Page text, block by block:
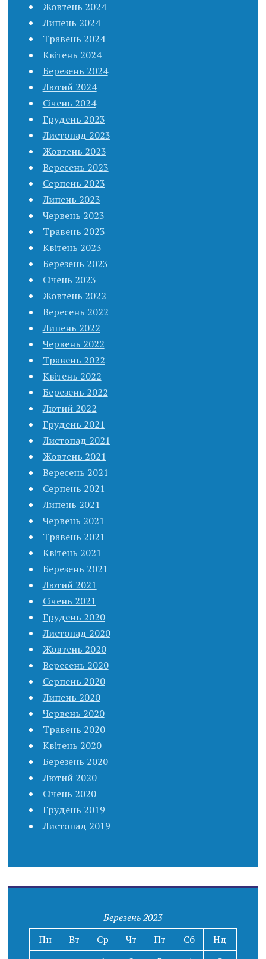
Жовтень 2024
Липень 2024
Травень 2024
Квітень 2024
Березень 2024
Лютий 2024
Січень 2024
Грудень 2023
Листопад 2023
Жовтень 2023
Вересень 2023
Серпень 2023
Липень 2023
Червень 2023
Травень 2023
Квітень 2023
Березень 2023
Січень 2023
Жовтень 2022
Вересень 2022
Липень 2022
Червень 2022
Травень 2022
Квітень 2022
Березень 2022
Лютий 2022
Грудень 2021
Листопад 2021
Жовтень 2021
Вересень 2021
Серпень 2021
Липень 2021
Червень 2021
Травень 2021
Квітень 2021
Березень 2021
Лютий 2021
Січень 2021
Грудень 2020
Листопад 2020
Жовтень 2020
Вересень 2020
Серпень 2020
Липень 2020
Червень 2020
Травень 2020
Квітень 2020
Березень 2020
Лютий 2020
Січень 2020
Грудень 2019
Листопад 2019
Березень 2023
Пн
Вт Ср Чт Пт Сб
Нд